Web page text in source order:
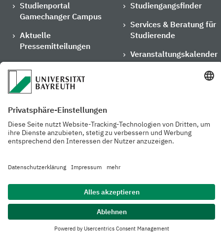
Studienportal
Gamechanger Campus
Aktuelle
Pressemitteilungen
Arbeiten an der
Universität
Mensa, Frischraum &
Cafeterien
Studiengangsfinder
Services & Beratung für
Studierende
Veranstaltungskalender
Ansprechpersonen der
Datenschutzerklärung Barrierefreiheitserklärung